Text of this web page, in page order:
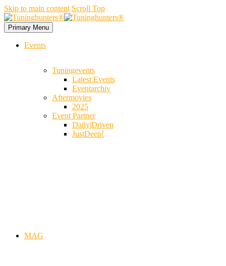
Skip to main content Scroll Top
Primary Menu
Events
Tuningevents
Latest Events
Eventarchiv
Aftermovies
2025
Event Partner
Daily|Driven
JustDeep!
MAG